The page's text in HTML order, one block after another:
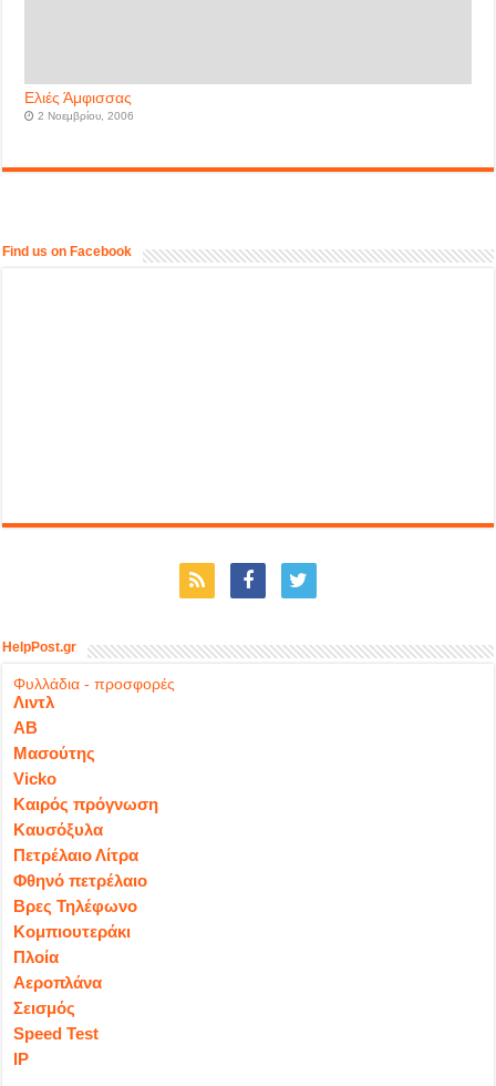
Ελιές Άμφισσας
2 Νοεμβρίου, 2006
Find us on Facebook
HelpPost.gr
Φυλλάδια - προσφορές
Λιντλ
ΑΒ
Μασούτης
Vicko
Καιρός πρόγνωση
Καυσόξυλα
Πετρέλαιο Λίτρα
Φθηνό πετρέλαιο
Βρες Τηλέφωνο
Κομπιουτεράκι
Πλοία
Αεροπλάνα
Σεισμός
Speed Test
IP